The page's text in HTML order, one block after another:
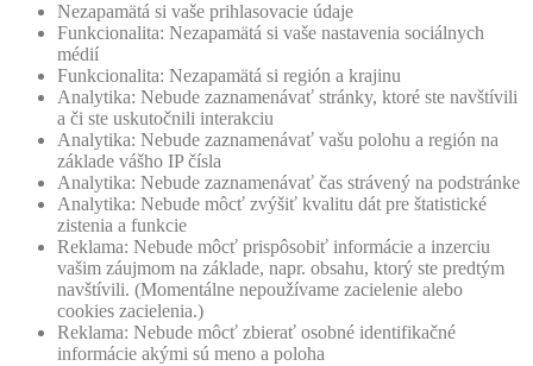
Nezapamätá si vaše prihlasovacie údaje
Funkcionalita: Nezapamätá si vaše nastavenia sociálnych
médií
Funkcionalita: Nezapamätá si región a krajinu
Analytika: Nebude zaznamenávať stránky, ktoré ste navštívili
a či ste uskutočnili interakciu
Analytika: Nebude zaznamenávať vašu polohu a región na
základe vášho IP čísla
Analytika: Nebude zaznamenávať čas strávený na podstránke
Analytika: Nebude môcť zvýšiť kvalitu dát pre štatistické
zistenia a funkcie
Reklama: Nebude môcť prispôsobiť informácie a inzerciu
vašim záujmom na základe, napr. obsahu, ktorý ste predtým
navštívili. (Momentálne nepoužívame zacielenie alebo
cookies zacielenia.)
Reklama: Nebude môcť zbierať osobné identifikačné
informácie akými sú meno a poloha